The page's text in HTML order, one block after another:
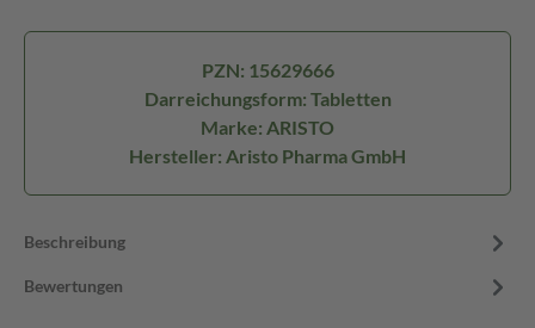
PZN: 15629666
Darreichungsform: Tabletten
Marke: ARISTO
Hersteller: Aristo Pharma GmbH
Beschreibung
Bewertungen